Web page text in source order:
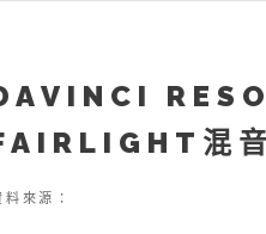
混
料來源：